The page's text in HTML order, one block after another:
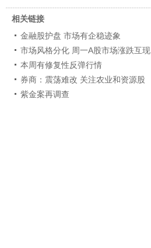
相关链接
金融股护盘 市场有企稳迹象
市场风格分化 周一A股市场涨跌互现
本周有修复性反弹行情
券商：震荡难改 关注农业和资源股
紫金案再调查